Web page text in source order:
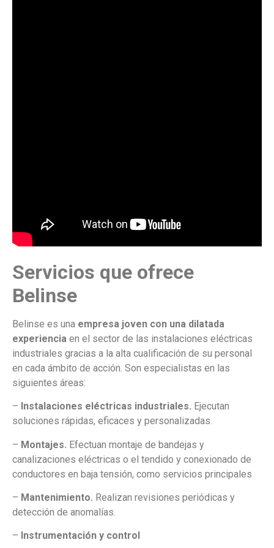
Servicios que ofrece
Belinse
Belinse es una empresa joven con una dilatada
experiencia en el sector de las instalaciones eléctricas
industriales gracias a la alta cualificación de su personal
en cada ámbito de acción. Son especialistas en las
siguientes áreas:
– Instalaciones eléctricas industriales. Ejecutan
soluciones rápidas, eficaces y personalizadas.
– Montajes. Efectuan montaje de bandejas y
canalizaciones eléctricas o el tendido y conexionado de
conductores en baja tensión, como servicios principales
– Mantenimiento. Realizan revisiones periódicas y
detección de anomalías.
– Instrumentación y control